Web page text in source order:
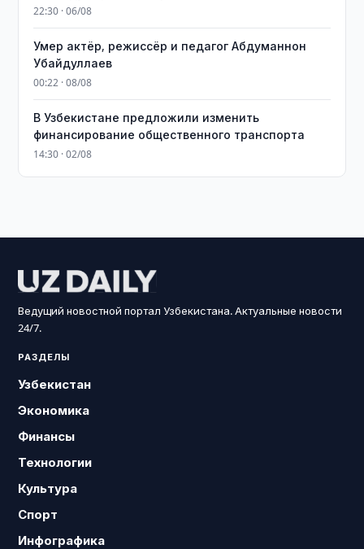
22:30 · 06/08
Умер актёр, режиссёр и педагог Абдуманнон
Убайдуллаев
00:22 · 08/08
В Узбекистане предложили изменить
финансирование общественного транспорта
14:30 · 02/08
Ведущий новостной портал Узбекистана. Актуальные новости
24/7.
РАЗДЕЛЫ
Узбекистан
Экономика
Финансы
Технологии
Культура
Спорт
Инфографика